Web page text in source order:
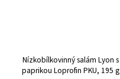
Nízkobílkovinný salám Lyon s
paprikou Loprofin PKU, 195 g